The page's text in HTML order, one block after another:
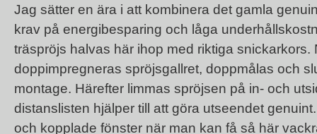
Jag sätter en ära i att kombinera det gamla
krav på energibesparing och låga
träspröjs halvas här ihop med riktiga snickarkors.
doppimpregneras spröjsgallret, doppmålas och
montage. Härefter limmas spröjsen på in- och
distanslisten hjälper till att göra utseendet
och kopplade fönster när man kan få så här